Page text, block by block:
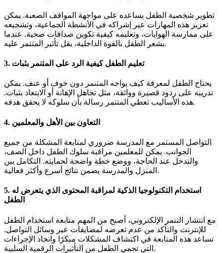
تطوير شخصية الطفل يساعده على مواجهة المواقف الصعبة. يمكن
تعزيز هذه المهارات عبر إشراكه في الأنشطة الجماعية، وتشجيعه
على ممارسة الهوايات، وتعليمه كيفية تكوين صداقات صحية. عندما
يشعر الطفل بالقوة الداخلية، يقل تأثير المتنمر عليه.
3. تعليم الطفل كيفية الرد على المتنمر بثبات
يحتاج الطفل لمعرفة كيف يواجه المتنمر دون خوف أو عنف. يمكن
تدريبه على ردود قصيرة وواثقة، مثل تجاهل الإهانة أو الابتعاد بثبات.
هذه الأساليب تعطي المتنمر رسالة بأن سلوكه لا يحقق هدفه.
4. التعاون بين الأهل والمعلمين
التواصل المستمر مع المدرسة ضروري لمتابعة المشكلة من جميع
الجوانب. يمكن للمعلمين مراقبة سلوك الطفل داخل الصف،
والتدخل عند الحاجة، ووضع خطة واضحة لحمايته. التكامل بين
المنزل والمدرسة يضمن نتائج أسرع وأكثر فعالية.
5. استخدام التكنولوجيا الذكية لمراقبة المحتوى الذي يتعرض له
الطفل
مع انتشار التنمر الإلكتروني، أصبح من المهم متابعة استخدام الطفل
للإنترنت والتأكد من عدم تعرضه لمضايقات عبر وسائل التواصل.
تساعد هذه المتابعة في اكتشاف المشكلات مبكرًا واتخاذ الإجراءات
التي تحمي الطفل من التأثيرات الرقمية السلبية.